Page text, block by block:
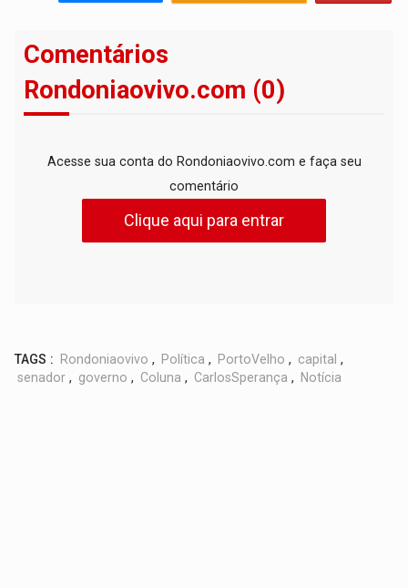
Comentários
Rondoniaovivo.com (0)
Acesse sua conta do Rondoniaovivo.com e faça seu
comentário
Clique aqui para entrar
TAGS : Rondoniaovivo , Política , PortoVelho , capital ,
senador , governo , Coluna , CarlosSperança , Notícia